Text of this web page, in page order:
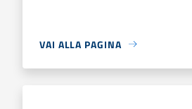
VAI ALLA PAGINA